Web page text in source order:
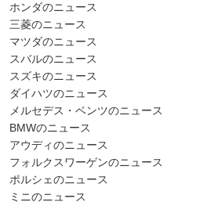
ホンダのニュース
三菱のニュース
マツダのニュース
スバルのニュース
スズキのニュース
ダイハツのニュース
メルセデス・ベンツのニュース
BMWのニュース
アウディのニュース
フォルクスワーゲンのニュース
ポルシェのニュース
ミニのニュース